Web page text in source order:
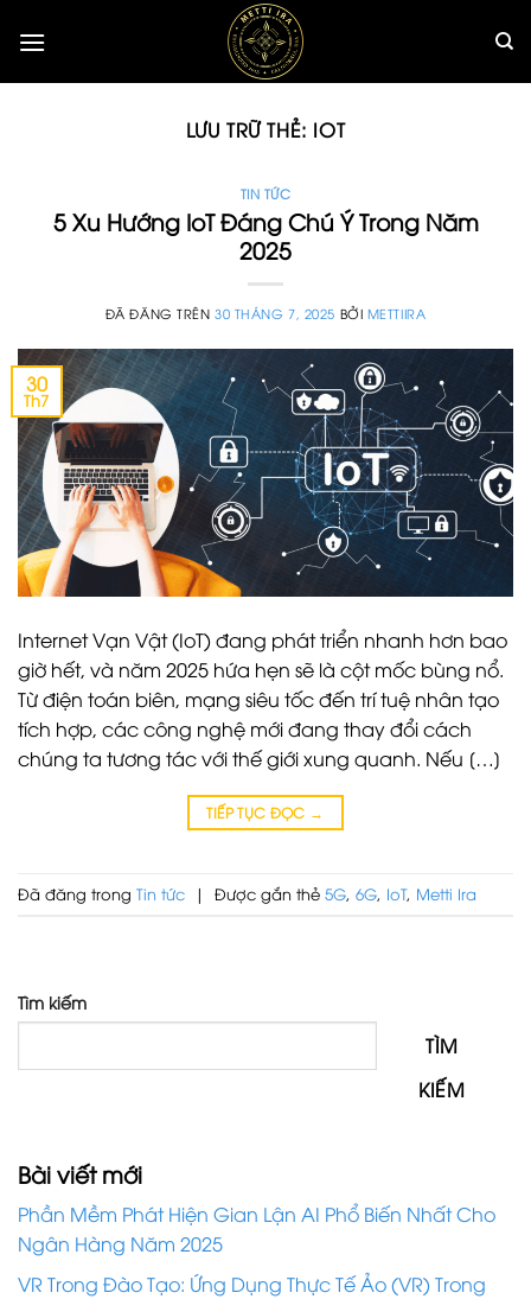
đến
LƯU TRỮ THẺ: IOT
TIN TỨC
5 Xu Hướng IoT Đáng Chú Ý Trong Năm
2025
ĐÃ ĐĂNG TRÊN 30 THÁNG 7, 2025 BỞI METTIIRA
30
Th7
Internet Vạn Vật (IoT) đang phát triển nhanh hơn bao
giờ hết, và năm 2025 hứa hẹn sẽ là cột mốc bùng nổ.
Từ điện toán biên, mạng siêu tốc đến trí tuệ nhân tạo
tích hợp, các công nghệ mới đang thay đổi cách
chúng ta tương tác với thế giới xung quanh. Nếu […]
TIẾP TỤC ĐỌC →
Đã đăng trong Tin tức | Được gắn thẻ 5G, 6G, IoT, Metti Ira
Tìm kiếm
TÌM
KIẾM
Bài viết mới
Phần Mềm Phát Hiện Gian Lận AI Phổ Biến Nhất Cho
Ngân Hàng Năm 2025
VR Trong Đào Tạo: Ứng Dụng Thực Tế Ảo (VR) Trong